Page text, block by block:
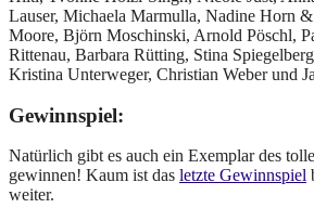
Lauser, Michaela Marmulla, Nadine Horn &
Moore, Björn Moschinski, Arnold Pöschl,
Rittenau, Barbara Rütting, Stina
Kristina Unterweger, Christian Weber und
Gewinnspiel:
Natürlich gibt es auch ein Exemplar des
gewinnen! Kaum ist das letzte Gewinnspiel
weiter.